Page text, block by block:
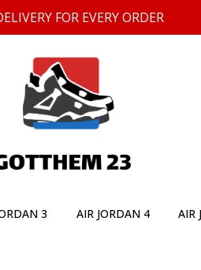
FOR EVERY ORDER
3 AIR JORDAN 4 AIR